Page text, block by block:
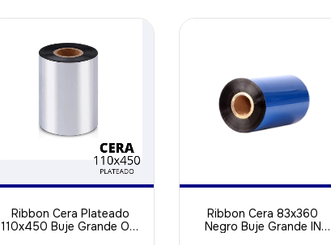
Ribbon Cera Plateado
110x450 Buje Grande Out
Ribbon Cera 83x360
Negro Buje Grande IN